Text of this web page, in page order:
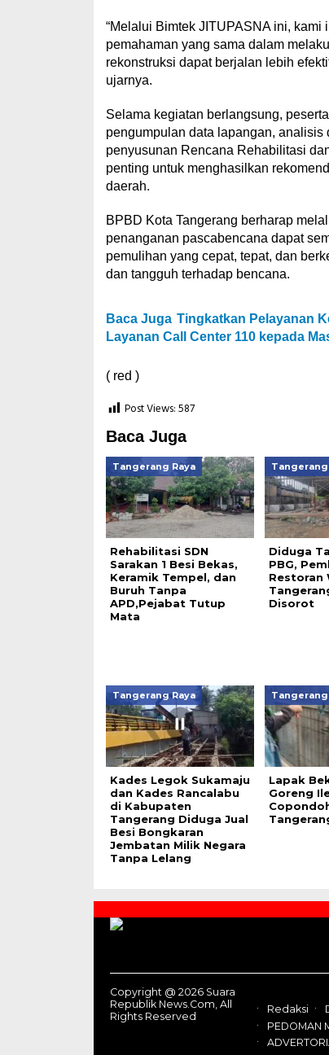
“Melalui Bimtek JITUPASNA ini,
pemahaman yang sama dalam
rekonstruksi dapat berjalan lebih
ujarnya.
Selama kegiatan berlangsung,
pengumpulan data lapangan,
penyusunan Rencana Rehabilitasi
penting untuk menghasilkan
daerah.
BPBD Kota Tangerang berharap
penanganan pascabencana dapat
pemulihan yang cepat, tepat, dan
dan tangguh terhadap bencana.
Baca Juga Tingkatkan Pelayanan
Layanan Call Center 110 kepada
( red )
Post Views:587
Baca Juga
Tangerang Raya
Rehabilitasi SDN
Sarakan 1 Besi Bekas,
Keramik Tempel, dan
Buruh Tanpa
APD,Pejabat Tutup
Mata
Tangerang
Diduga
PBG,
Restoran
Disorot
Tangerang Raya
Kades Legok Sukamaju
dan Kades Rancalabu
di Kabupaten
Tangerang Diduga Jual
Besi Bongkaran
Jembatan Milik Negara
Tanpa Lelang
Tangerang
Lapak
Goreng
Copyright @ 2026 Suara
Republik News.Com, All
Rights Reserved
Redaksi
PEDOMAN